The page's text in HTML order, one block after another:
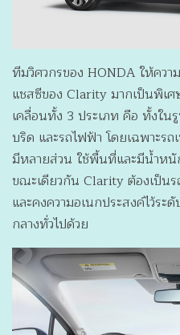
ทีมวิศวกรของ HONDA ให้ค
แชสซีของ Clarity มากเป็นพิเศ
เคลื่อนทั้ง 3 ประเภท คือ ทั้งใน
บริด และรถไฟฟ้า โดยเฉพาะร
มีหลายส่วน ใช้พื้นที่และมีน้ำห
ขณะเดียวกัน Clarity ต้องเป็นร
และคงความอเนกประสงค์ไว้ร
กลางทั่วไปด้วย